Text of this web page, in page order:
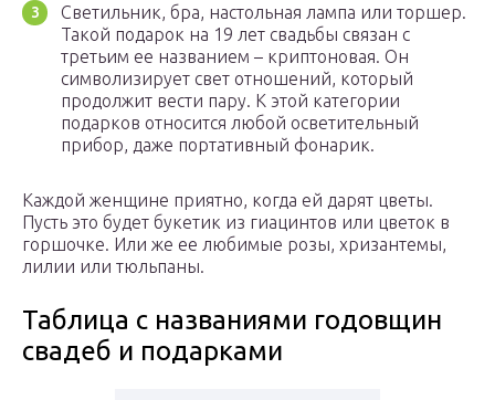
Светильник, бра, настольная лампа или торшер.
Такой подарок на 19 лет свадьбы связан с
третьим ее названием – криптоновая. Он
символизирует свет отношений, который
продолжит вести пару. К этой категории
подарков относится любой осветительный
прибор, даже портативный фонарик.
Каждой женщине приятно, когда ей дарят цветы.
Пусть это будет букетик из гиацинтов или цветок в
горшочке. Или же ее любимые розы, хризантемы,
лилии или тюльпаны.
Таблица с названиями годовщин
свадеб и подарками